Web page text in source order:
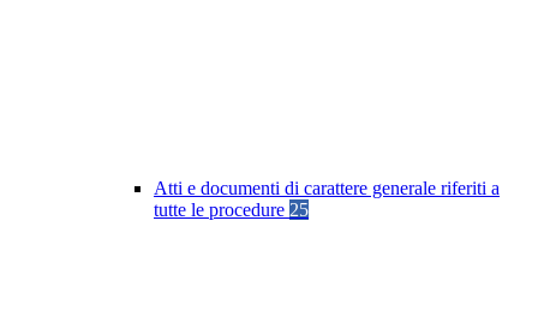
Atti e documenti di carattere generale riferiti a
tutte le procedure 25